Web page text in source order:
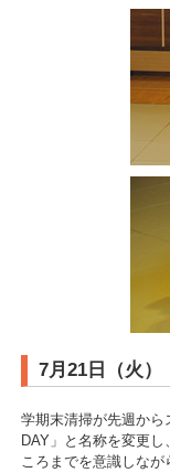
7月21日（火
学期末清掃が先週か
DAY」と名称を変更
ころまでを意識しな